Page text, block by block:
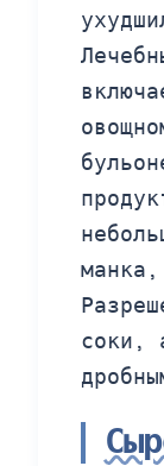
соки,